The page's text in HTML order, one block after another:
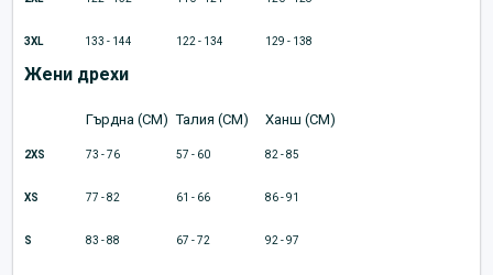
3XL 133 - 144 122 - 134 129 - 138
Жени дрехи
Гърдна (CM) Талия (CM) Ханш (CM)
2XS 73 - 76 57 - 60 82 - 85
XS 77 - 82 61 - 66 86 - 91
S 83 - 88 67 - 72 92 - 97